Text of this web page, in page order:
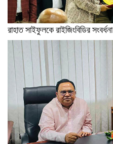
রাহাত সাইফুলকে রাইজিংবিডির সংবর্ধনা